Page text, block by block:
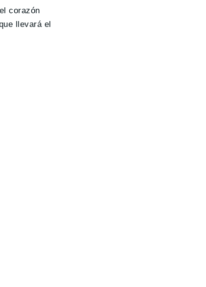
corazón
llevará el